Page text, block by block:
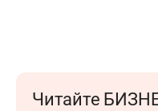
Читайте